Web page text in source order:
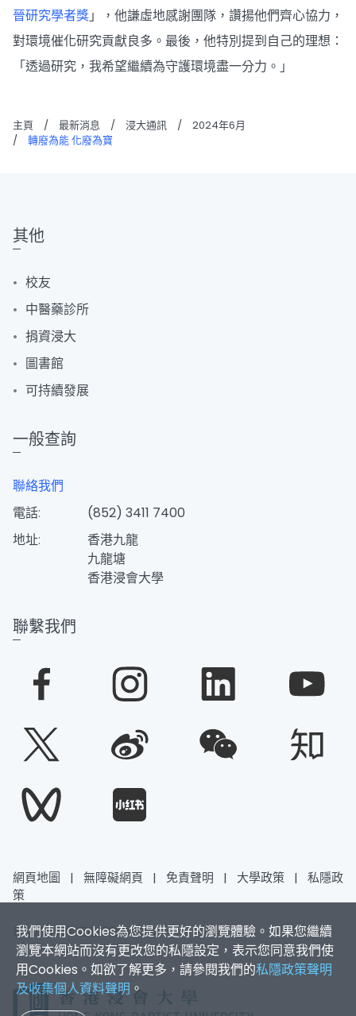
晉研究學者獎」，他謙虛地感謝團隊，讚揚他們齊心協力，
對環境催化研究貢獻良多。最後，他特別提到自己的理想：
「透過研究，我希望繼續為守護環境盡一分力。」
主頁 / 最新消息 / 浸大通訊 /
2024年6月
/
轉廢為能 化廢為寶
我們使用Cookies為您提供更好的瀏覽體驗。如果您繼續
瀏覽本網站而沒有更改您的私隱設定，表示您同意我們使
用Cookies。如欲了解更多，請參閱我們的私隱政策聲明
及收集個人資料聲明 。
其他
校友
中醫藥診所
捐資浸大
圖書館
可持續發展
一般查詢
聯絡我們
電話:
(852) 3411 7400
地址:
香港九龍
九龍塘
香港浸會大學
聯繫我們
網頁地圖 | 無障礙網頁 | 免責聲明 | 大學政策 |
私隱政
策
香港浸會大學 版權所有 © 2026